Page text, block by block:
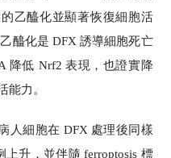
乙醯化並顯著恢復細胞活
醯化是 DFX 誘導細胞死亡
降低 Nrf2 表現，也證實降
能力。
細胞在 DFX 處理後同樣
升，並伴隨 ferroptosis 標